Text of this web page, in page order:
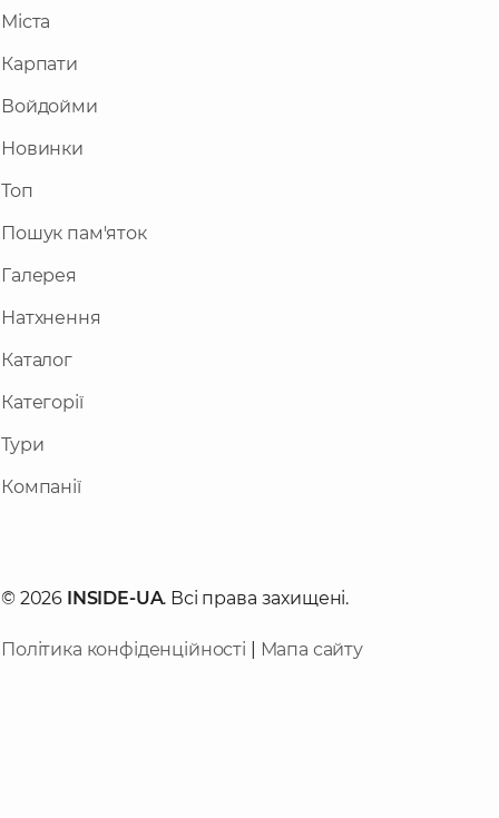
Міста
Карпати
Войдойми
Новинки
Топ
Пошук пам'яток
Галерея
Натхнення
Каталог
Категорії
Тури
Компанії
© 2026 INSIDE-UA. Всі права захищені.
Політика конфіденційності Мапа сайту